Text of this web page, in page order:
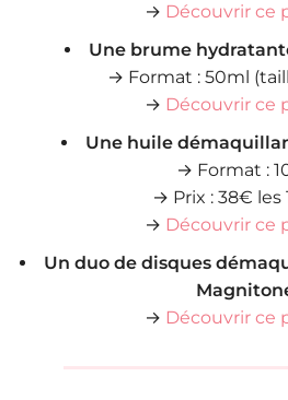
→ Découvrir ce
Une brume
→ Format : 50ml
→ Découvrir ce
Une huile
→ Format :
→ Prix : 38€ les
→ Découvrir ce
Un duo de disques
→ Découvrir ce